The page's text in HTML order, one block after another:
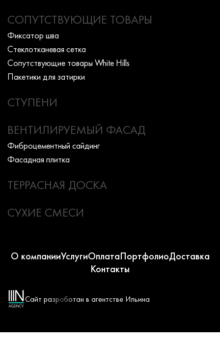
СОПУТСТВУЮЩИЕ ТОВАРЫ
Фиксатор шва
Стеклотканевая сетка
Сопутствующие товары White Hills
Пакетики для затирки
СТУПЕНИ
ВЕНТИЛИРУЕМЫЙ ФАСАД
Фиброцементный сайдинг
Фасадная плитка
ТЕРРАСНАЯ ДОСКА
СУХИЕ СМЕСИ
О компанииУслугиОплатаПортфолиоДоставка
Контакты
Сайт разработан в агентстве Ильина